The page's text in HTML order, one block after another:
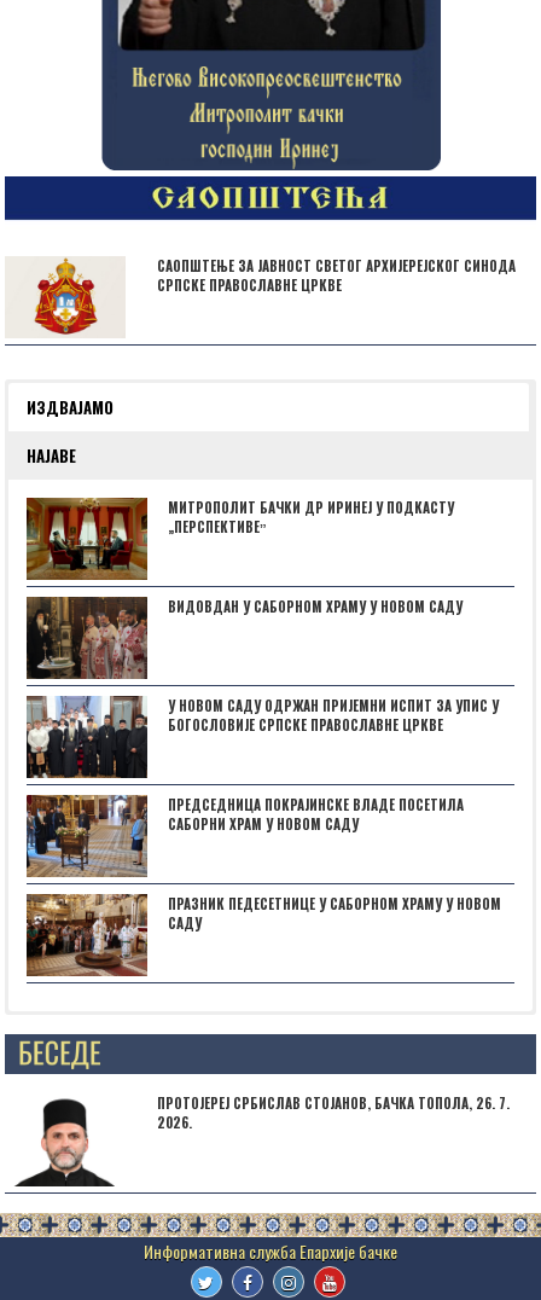
САОПШТЕЊЕ ЗА ЈАВНОСТ СВЕТОГ АРХИЈЕРЕЈСКОГ СИНОДА
СРПСКЕ ПРАВОСЛАВНЕ ЦРКВЕ
ИЗДВАЈАМО
НАЈАВЕ
МИТРОПОЛИТ БАЧКИ ДР ИРИНЕЈ У ПОДКАСТУ
„ПЕРСПЕКТИВЕˮ
ВИДОВДАН У САБОРНОМ ХРАМУ У НОВОМ САДУ
У НОВОМ САДУ ОДРЖАН ПРИЈЕМНИ ИСПИТ ЗА УПИС У
БОГОСЛОВИЈЕ СРПСКЕ ПРАВОСЛАВНЕ ЦРКВЕ
ПРЕДСЕДНИЦА ПОКРАЈИНСКЕ ВЛАДЕ ПОСЕТИЛА
САБОРНИ ХРАМ У НОВОМ САДУ
ПРАЗНИК ПЕДЕСЕТНИЦЕ У САБОРНОМ ХРАМУ У НОВОМ
САДУ
Posts not found
ПРОТОЈЕРЕЈ СРБИСЛАВ СТОЈАНОВ, БАЧКА ТОПОЛА, 26. 7.
2026.